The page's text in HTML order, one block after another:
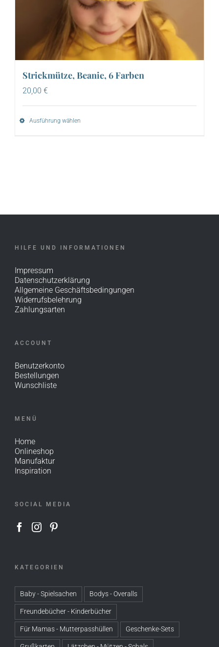
Strickmütze, Beanie, 6 Farben
20,00 €
Ausführung wählen
HILFE UND INFORMATIONEN
Impressum
Datenschutzerklärung
Allgemeine Geschäftsbedingungen
Widerrufsbelehrung
Zahlungsarten
ACCOUNT
Benutzerkonto
Bestellungen
Wunschliste
MENÜ
Home
Onlineshop
Manufaktur
Inspiration
SOCIAL MEDIA
KATEGORIEN
Baby - Spielsachen Bodys - Overalls
Freundebücher - Kinderbücher
Für Mamas - Mutterpasshüllen Geschenke-Sets